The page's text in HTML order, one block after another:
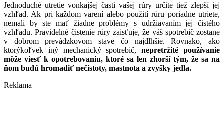
Jednoduché utretie vonkajšej časti vašej rúry určite tiež zlepší jej
vzhľad. Ak pri každom varení alebo použití rúru poriadne utriete,
nemali by ste mať žiadne problémy s udržiavaním jej čistého
vzhľadu. Pravidelné čistenie rúry zaisťuje, že váš spotrebič zostane
v dobrom prevádzkovom stave čo najdlhšie. Rovnako, ako
ktorýkoľvek iný mechanický spotrebič,nepretržité používanie
môže viesť k opotrebovaniu, ktoré sa len zhorší tým, že sa na
ňom budú hromadiť nečistoty, mastnota a zvyšky jedla.
Reklama